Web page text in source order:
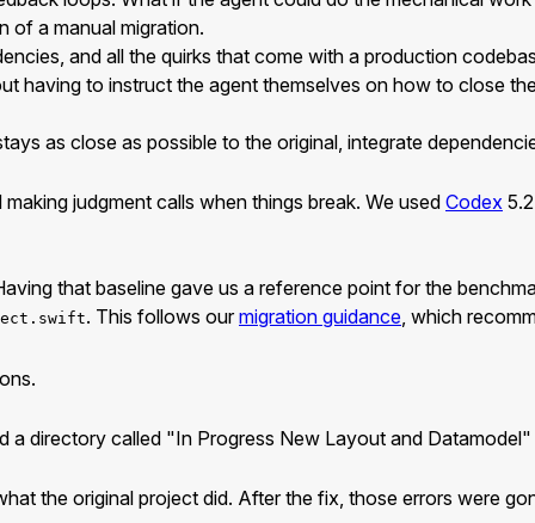
of a manual migration.
and all the quirks that come with a production
having to instruct the agent themselves on how to close
as close as possible to the original, integrate
judgment calls when things break. We used Codex
that baseline gave us a reference point for the
. This follows ourmigration guidance, which
a directory called "In Progress New Layout and
the original project did. After the fix, those errors were